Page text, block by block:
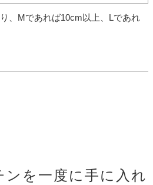
、Mであれば10cm以上、Lであれ
ンを一度に手に入れ